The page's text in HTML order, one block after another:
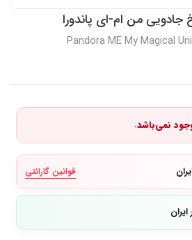
من ام-ای پاندورا
Pandora ME My Magical
نمی‌باشد.
قوانین گارانتی